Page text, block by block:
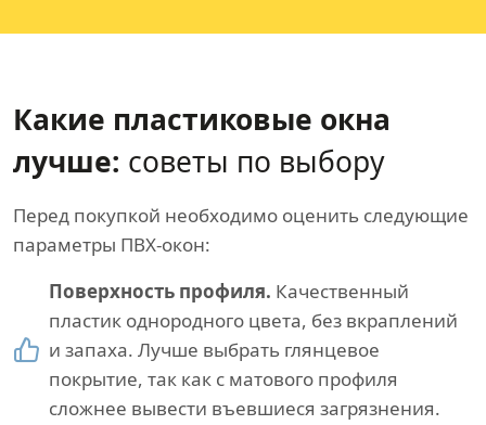
Какие пластиковые окна
лучше: советы по выбору
Перед покупкой необходимо оценить следующие
параметры ПВХ-окон:
Поверхность профиля. Качественный
пластик однородного цвета, без вкраплений
и запаха. Лучше выбрать глянцевое
покрытие, так как с матового профиля
сложнее вывести въевшиеся загрязнения.